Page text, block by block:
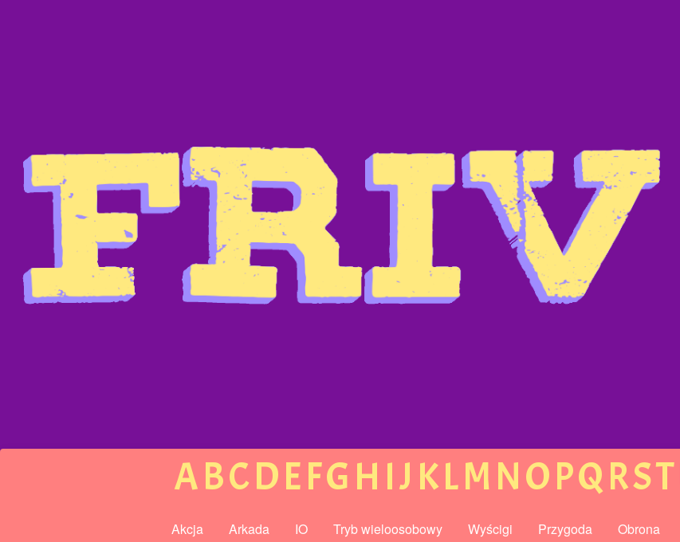
ABCDEFGH IJ KLMNOPQRST
Akcja Arkada IO Tryb wieloosobowy Wyścigi Przygoda Obrona